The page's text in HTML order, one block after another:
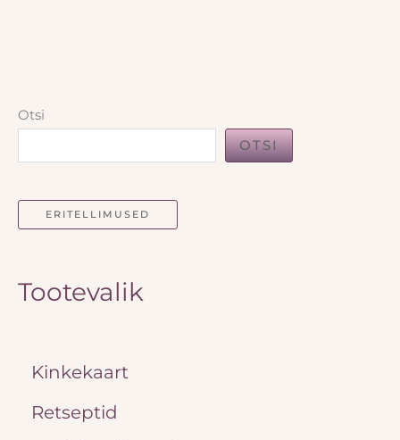
Otsi
OTSI
ERITELLIMUSED
Tootevalik
Kinkekaart
Retseptid